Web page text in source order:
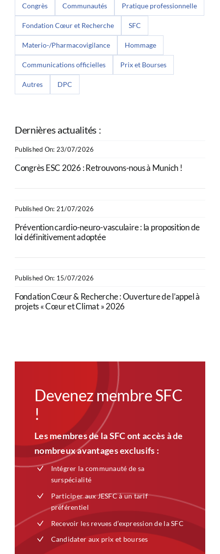
Congrès Communautés Pratique professionnelle
Fondation Cœur et Recherche SFC
Materio-/Pharmacovigilance Hommage
Communications officielles Prix et Bourses
Autres DPC
Dernières actualités :
Published On: 23/07/2026
Congrès ESC 2026 : Retrouvons-nous à Munich !
Published On: 21/07/2026
Prévention cardio-neuro-vasculaire : la proposition de
loi définitivement adoptée
Published On: 15/07/2026
Fondation Cœur & Recherche : Ouverture de l’appel à
projets « Cœur et Climat » 2026
Devenez membre SFC
!
Les membres de la SFC ont accès à de
nombreux avantages exclusifs :
Intégrer la communauté de sa
surspécialité
Participer aux JESFC à un tarif
préférentiel
Recevoir les revues d’expression de la SFC
Candidater aux prix et bourses